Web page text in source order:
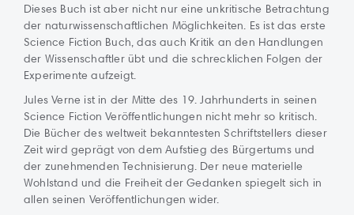
Dieses Buch ist aber nicht nur eine unkritische Betrachtung
der naturwissenschaftlichen Möglichkeiten. Es ist das erste
Science Fiction Buch, das auch Kritik an den Handlungen
der Wissenschaftler übt und die schrecklichen Folgen der
Experimente aufzeigt.
Jules Verne ist in der Mitte des 19. Jahrhunderts in seinen
Science Fiction Veröffentlichungen nicht mehr so kritisch.
Die Bücher des weltweit bekanntesten Schriftstellers dieser
Zeit wird geprägt von dem Aufstieg des Bürgertums und
der zunehmenden Technisierung. Der neue materielle
Wohlstand und die Freiheit der Gedanken spiegelt sich in
allen seinen Veröffentlichungen wider.